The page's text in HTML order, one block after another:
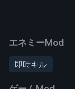
エネミーMod
即時キル